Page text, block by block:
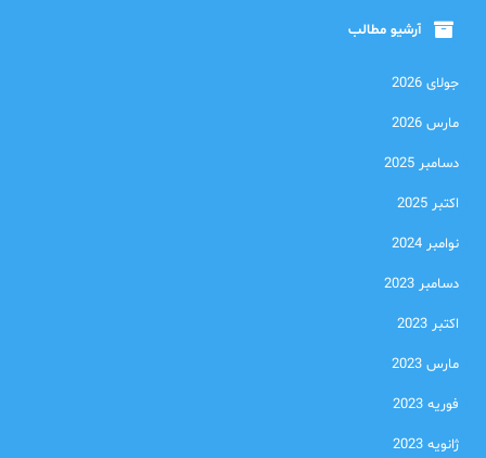
آرشیو مطالب
جولای 2026
مارس 2026
دسامبر 2025
اکتبر 2025
نوامبر 2024
دسامبر 2023
اکتبر 2023
مارس 2023
فوریه 2023
ژانویه 2023